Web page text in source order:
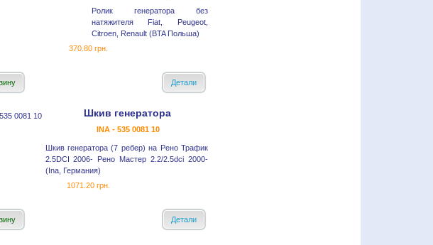
Ролик генератора без
натяжителя Fiat, Peugeot,
Citroen, Renault (BTA Польша)
370.80 грн.
Детали
Шкив генератора
INA - 535 0081 10
Шкив генератора (7 ребер) на Рено Трафик
2.5DCI 2006- Рено Мастер 2.2/2.5dci 2000-
(Ina, Германия)
1071.20 грн.
Детали